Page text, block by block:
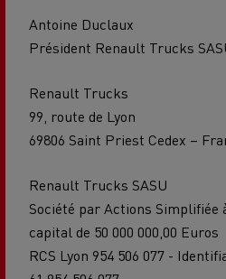
Antoine Duclaux
Président Renault Trucks
Renault Trucks
99, route de Lyon
69806 Saint Priest Cedex –
Renault Trucks SASU
Société par Actions Simplifiée
capital de 50 000 000,00 Euros
RCS Lyon 954 506 077 -